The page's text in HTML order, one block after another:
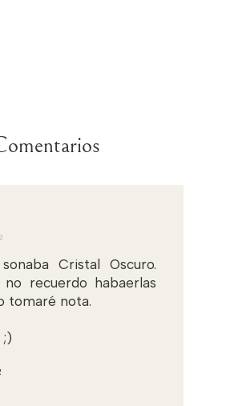
Cristal Oscuro.
no recuerdo habaerlas
tomaré nota.